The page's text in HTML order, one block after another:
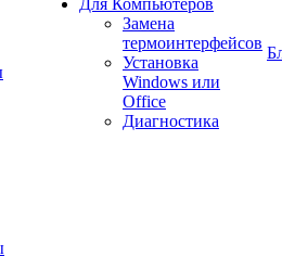
Для Компьютеров
Замена
термоинтерфейсов
Установка
Windows или
Office
Диагностика